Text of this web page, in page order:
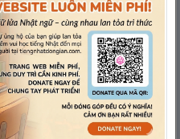
ない気
Nghĩa: Không khí, khí chất; khí
khái, khí phách
持 ちが消えない。
biết về điều đó.
ち
に会
あ
いたく
てたまらな
sống ở Osaka không